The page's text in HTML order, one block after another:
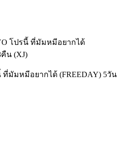
มัมหมีอยากได้ (FREEDAY) 5วัน